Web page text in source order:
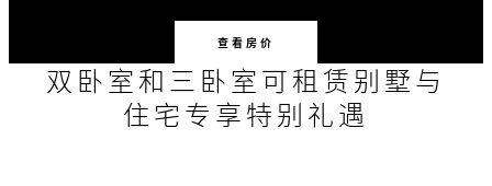
查看房价
双卧室和三卧室可租赁别墅与
住宅专享特别礼遇